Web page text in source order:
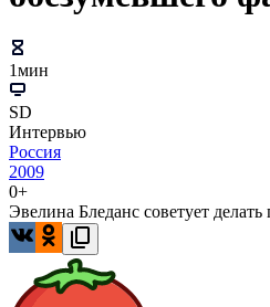
1мин
SD
Интервью
Россия
2009
0+
Эвелина Бледанс советует